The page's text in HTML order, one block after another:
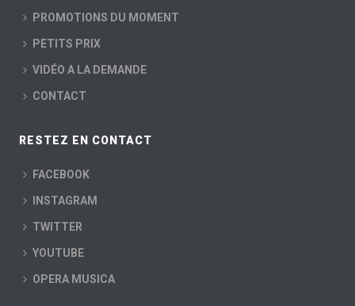
PROMOTIONS DU MOMENT
PETITS PRIX
VIDÉO A LA DEMANDE
CONTACT
RESTEZ EN CONTACT
FACEBOOK
INSTAGRAM
TWITTER
YOUTUBE
OPERA MUSICA